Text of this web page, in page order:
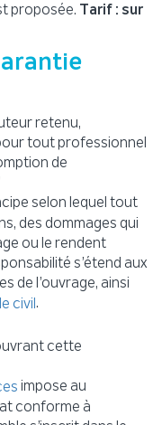
proposée. Tarif : sur
retenu,
tout professionnel
de
selon lequel tout
des dommages qui
ou le rendent
s’étend aux
de l’ouvrage, ainsi
civil.
cette
impose au
conforme à